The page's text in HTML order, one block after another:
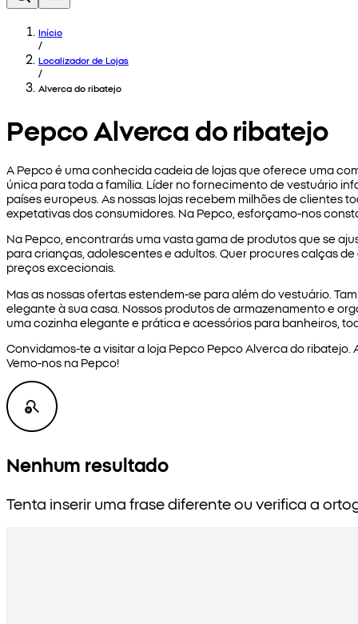
Início
/
Localizador de Lojas
/
Alverca do ribatejo
Pepco Alverca do ribatejo
A Pepco é uma conhecida cadeia de lojas que oferece uma
única para toda a família. Líder no fornecimento de vestuário
países europeus. As nossas lojas recebem milhões de clientes
expetativas dos consumidores. Na Pepco, esforçamo-nos
Na Pepco, encontrarás uma vasta gama de produtos que se
para crianças, adolescentes e adultos. Quer procures calças
preços excecionais.
Mas as nossas ofertas estendem-se para além do vestuário.
elegante à sua casa. Nossos produtos de armazenamento e
uma cozinha elegante e prática e acessórios para banheiros,
Convidamos-te a visitar a loja Pepco Pepco Alverca do
Vemo-nos na Pepco!
Nenhum resultado
Tenta inserir uma frase diferente ou verifica a